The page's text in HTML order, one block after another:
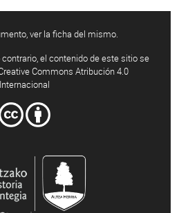
ver la ficha del mismo.
el contenido de este sitio se
Commons Atribución 4.0
Internacional